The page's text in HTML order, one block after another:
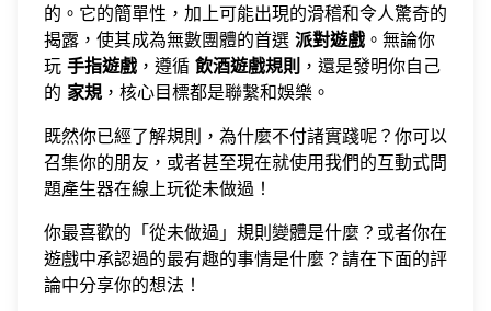
的。它的簡單性，加上可能出現的滑稽和令人驚奇的
揭露，使其成為無數團體的首選 派對遊戲 。無論你
玩 手指遊戲 ，遵循 飲酒遊戲規則 ，還是發明你自己
的 家規 ，核心目標都是聯繫和娛樂。
既然你已經了解規則，為什麼不付諸實踐呢？你可以
召集你的朋友，或者甚至現在就使用我們的互動式問
題產生器在線上玩從未做過 ！
你最喜歡的「從未做過」規則變體是什麼？或者你在
遊戲中承認過的最有趣的事情是什麼？請在下面的評
論中分享你的想法！